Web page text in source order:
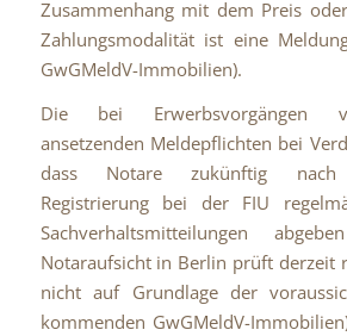
Zusammenhang mit dem Preis
Zahlungsmodalität ist eine
GwGMeldV-Immobilien).
Die bei Erwerbsvorgängen
ansetzenden Meldepflichten bei
dass Notare zukünftig nach
Registrierung bei der FIU
Sachverhaltsmitteilungen
Notaraufsicht in Berlin prüft derzeit
nicht auf Grundlage der
kommenden GwGMeldV-